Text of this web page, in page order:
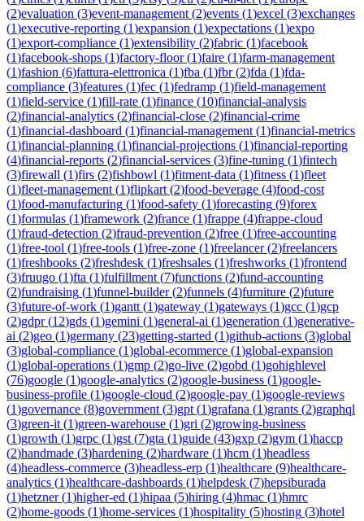
(2)evaluation (3)event-management (2)events (1)excel (3)exchanges
(1)executive-reporting (1)expansion (1)expectations (1)expo
(1)export-compliance (1)extensibility (2)fabric (1)facebook
(1)facebook-shops (1)factory-floor(1)faire (1)farm-management
(1)fashion (6)fattura-elettronica (1)fba (1)fbr(2)fda (1)fda-
compliance (3)features (1)fec (1)fedramp (1)field-management
(1)field-service (1)fill-rate (1)finance (10)financial-analysis
(2)financial-analytics (2)financial-close (2)financial-crime
(1)financial-dashboard (1)financial-management (1)financial-metrics
(1)financial-planning (1)financial-projections (1)financial-reporting
(4)financial-reports (2)financial-services (3)fine-tuning (1)fintech
(3)firewall (1)firs (2)fishbowl (1)fitment-data (1)fitness (1)fleet
(1)fleet-management (1)flipkart (2)food-beverage (4)food-cost
(1)food-manufacturing (1)food-safety (1)forecasting (9)forex
(1)formulas (1)framework (2)france (1)frappe (4)frappe-cloud
(1)fraud-detection (2)fraud-prevention (2)free (1)free-accounting
(1)free-tool (1)free-tools (1)free-zone (1)freelancer(2)freelancers
(1)freshbooks (2)freshdesk (1)freshsales (1)freshworks (1)frontend
(3)fruugo (1)fta (1)fulfillment (7)functions (2)fund-accounting
(2)fundraising (1)funnel-builder(2)funnels (4)furniture (2)future
(3)future-of-work (1)gantt (1)gateway (1)gateways (1)gcc (1)gcp
(2)gdpr(12)gds (1)gemini (1)general-ai (1)generation (1)generative-
ai (2)geo (1)germany (23)getting-started (1)github-actions (3)global
(3)global-compliance (1)global-ecommerce (1)global-expansion
(1)global-operations (1)gmp (2)go-live (2)gobd (1)gohighlevel
(76)google (1)google-analytics (2)google-business (1)google-
business-profile (1)google-cloud (2)google-pay (1)google-reviews
(1)governance (8)government (3)gpt (1)grafana (1)grants (2)graphql
(3)green-it (1)green-warehouse (1)gri (2)growing-business
(1)growth (1)grpc (1)gst (7)gta (1)guide (43)gxp (2)gym (1)haccp
(2)handmade (3)hardening (2)hardware (1)hcm (1)headless
(4)headless-commerce (3)headless-erp (1)healthcare (9)healthcare-
analytics (1)healthcare-dashboards (1)helpdesk (7)hepsiburada
(1)hetzner(1)higher-ed (1)hipaa (5)hiring (4)hmac (1)hmrc
(2)home-goods (1)home-services (1)hospitality (5)hosting (3)hotel